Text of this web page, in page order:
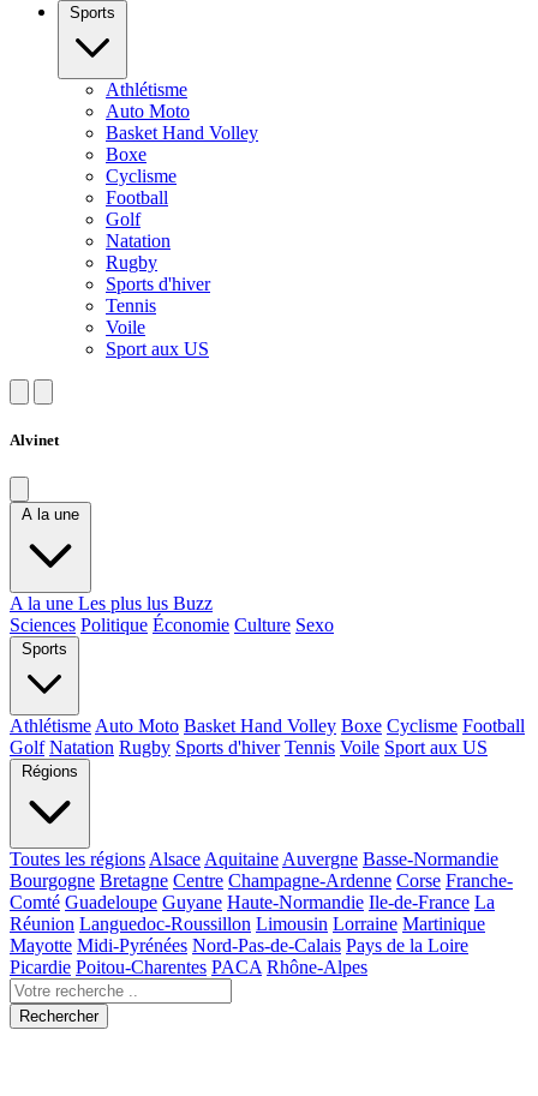
Sports
Athlétisme
Auto Moto
Basket Hand Volley
Boxe
Cyclisme
Football
Golf
Natation
Rugby
Sports d'hiver
Tennis
Voile
Sport aux US
Alvinet
A la une
A la une Les plus lus Buzz
Sciences Politique Économie Culture Sexo
Sports
Athlétisme Auto Moto Basket Hand Volley Boxe Cyclisme Football
Golf Natation Rugby Sports d'hiver Tennis Voile Sport aux US
Régions
Toutes les régions Alsace Aquitaine Auvergne Basse-Normandie
Bourgogne Bretagne Centre Champagne-Ardenne Corse Franche-
Comté Guadeloupe Guyane Haute-Normandie Ile-de-France La
Réunion Languedoc-Roussillon Limousin Lorraine Martinique
Mayotte Midi-Pyrénées Nord-Pas-de-Calais Pays de la Loire
Picardie Poitou-Charentes PACA Rhône-Alpes
Rechercher